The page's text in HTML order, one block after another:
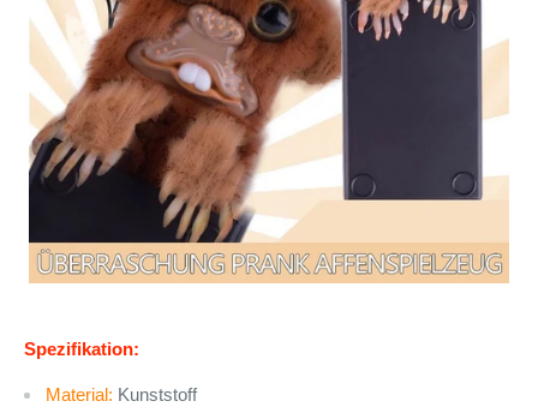
Spezifikation:
Material: Kunststoff